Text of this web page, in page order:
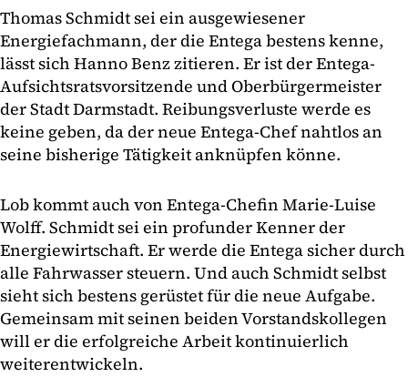
Thomas Schmidt sei ein ausgewiesener
Energiefachmann, der die Entega bestens kenne,
lässt sich Hanno Benz zitieren. Er ist der Entega-
Aufsichtsratsvorsitzende und Oberbürgermeister
der Stadt Darmstadt. Reibungsverluste werde es
keine geben, da der neue Entega-Chef nahtlos an
seine bisherige Tätigkeit anknüpfen könne.
Lob kommt auch von Entega-Chefin Marie-Luise
Wolff. Schmidt sei ein profunder Kenner der
Energiewirtschaft. Er werde die Entega sicher durch
alle Fahrwasser steuern. Und auch Schmidt selbst
sieht sich bestens gerüstet für die neue Aufgabe.
Gemeinsam mit seinen beiden Vorstandskollegen
will er die erfolgreiche Arbeit kontinuierlich
weiterentwickeln.